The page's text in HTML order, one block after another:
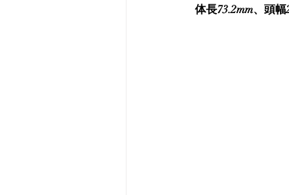
韓国産オオクワガタ
体長73.2mm、頭